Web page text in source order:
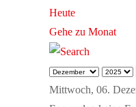
Heute
Gehe zu Monat
Mittwoch, 06.